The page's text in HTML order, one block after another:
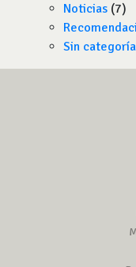
Noticias (7)
Sin categoría